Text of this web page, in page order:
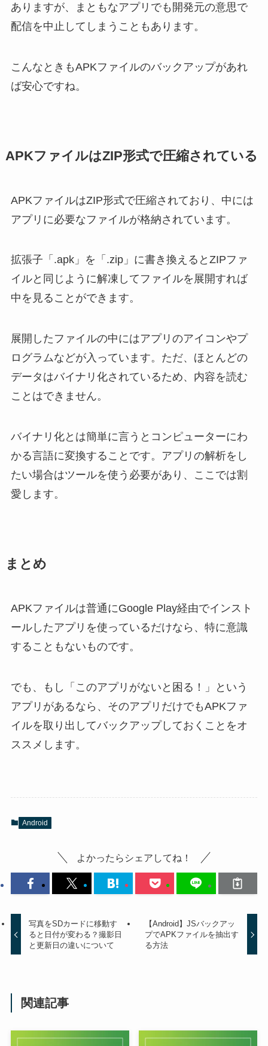
ありますが、まともなアプリでも開発元の意思で
配信を中止してしまうこともあります。
こんなときもAPKファイルのバックアップがあれ
ば安心ですね。
APKファイルはZIP形式で圧縮されている
APKファイルはZIP形式で圧縮されており、中には
アプリに必要なファイルが格納されています。
拡張子「.apk」を「.zip」に書き換えるとZIPファ
イルと同じように解凍してファイルを展開すれば
中を見ることができます。
展開したファイルの中にはアプリのアイコンやプ
ログラムなどが入っています。ただ、ほとんどの
データはバイナリ化されているため、内容を読む
ことはできません。
バイナリ化とは簡単に言うとコンピューターにわ
かる言語に変換することです。アプリの解析をし
たい場合はツールを使う必要があり、ここでは割
愛します。
まとめ
APKファイルは普通にGoogle Play経由でインスト
ールしたアプリを使っているだけなら、特に意識
することもないものです。
でも、もし「このアプリがないと困る！」という
アプリがあるなら、そのアプリだけでもAPKファ
イルを取り出してバックアップしておくことをオ
ススメします。
Android
よかったらシェアしてね！
写真をSDカードに移動す
ると日付が変わる？撮影日
と更新日の違いについて
【Android】JSバックアッ
プでAPKファイルを抽出す
る方法
関連記事